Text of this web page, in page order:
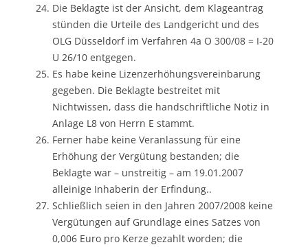
Die Beklagte ist der Ansicht, dem Klageantrag
stünden die Urteile des Landgericht und des
OLG Düsseldorf im Verfahren 4a O 300/08 = I-20
U 26/10 entgegen.
Es habe keine Lizenzerhöhungsvereinbarung
gegeben. Die Beklagte bestreitet mit
Nichtwissen, dass die handschriftliche Notiz in
Anlage L8 von Herrn E stammt.
Ferner habe keine Veranlassung für eine
Erhöhung der Vergütung bestanden; die
Beklagte war – unstreitig – am 19.01.2007
alleinige Inhaberin der Erfindung..
Schließlich seien in den Jahren 2007/2008 keine
Vergütungen auf Grundlage eines Satzes von
0,006 Euro pro Kerze gezahlt worden; die